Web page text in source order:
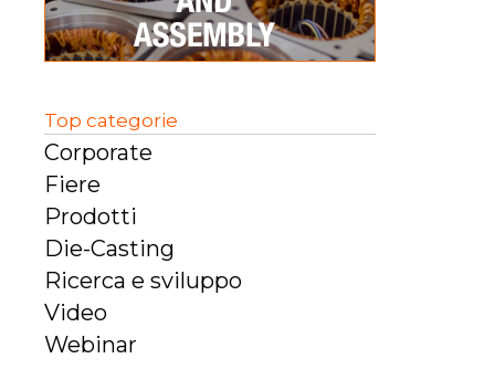
Top categorie
Corporate
Fiere
Prodotti
Die-Casting
Ricerca e sviluppo
Video
Webinar